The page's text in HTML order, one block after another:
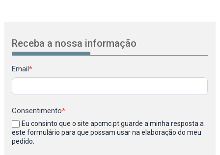
Receba a nossa informação
Newsletter
Email*
Consentimento*
Eu consinto que o site apcmc.pt guarde a minha resposta a
este formulário para que possam usar na elaboração do meu
pedido.